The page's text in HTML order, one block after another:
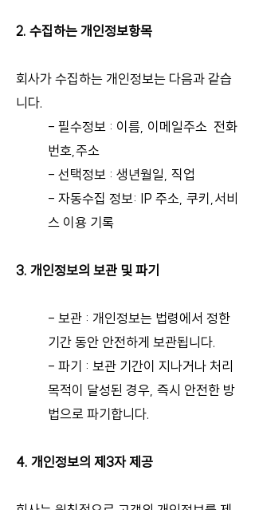
2. 수집하는 개인정보항목
회사가 수집하는 개인정보는 다음과 같습
니다.
- 필수정보 : 이름, 이메일주소 전화
번호,주소
- 선택정보 : 생년월일, 직업
- 자동수집 정보: IP 주소, 쿠키,서비
스 이용 기록
3. 개인정보의 보관 및 파기
- 보관 : 개인정보는 법령에서 정한
기간 동안 안전하게 보관됩니다.
- 파기 : 보관 기간이 지나거나 처리
목적이 달성된 경우, 즉시 안전한 방
법으로 파기합니다.
4. 개인정보의 제3자 제공